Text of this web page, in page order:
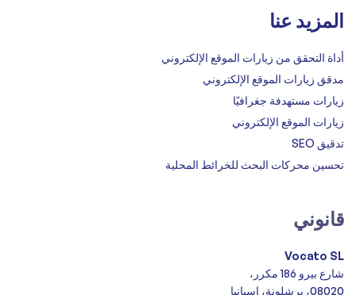
المزيد عنا
أداة التحقق من زيارات الموقع الإلكتروني
مدقق زيارات الموقع الإلكتروني
زيارات مستهدفة جغرافيًا
زيارات الموقع الإلكتروني
تدقيق SEO
تحسين محركات البحث للخرائط المحلية
قانوني
Vocato SL
شارع بيرو 186 مكرر،
08020، برشلونة، إسبانيا